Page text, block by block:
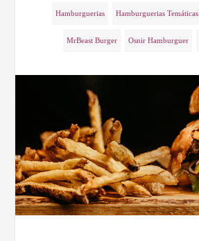
Hamburguerias Hamburguerias Temáticas
MrBeast Burger Osnir Hamburguer